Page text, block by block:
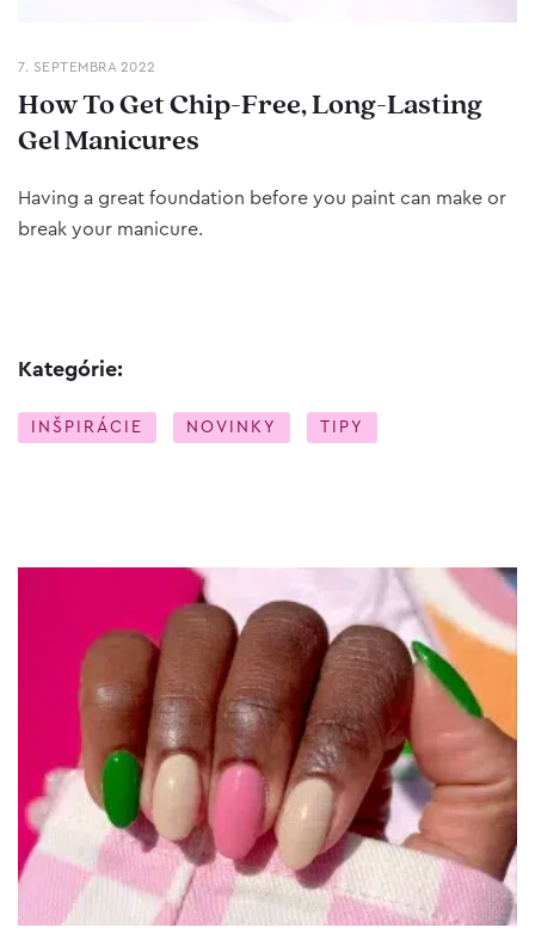
7. SEPTEMBRA 2022
How To Get Chip-Free, Long-Lasting
Gel Manicures
Having a great foundation before you paint can make or
break your manicure.
Kategórie:
INŠPIRÁCIE NOVINKY TIPY